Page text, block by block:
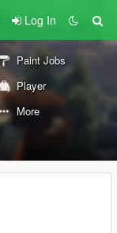
Log In
Paint Jobs
Player
More